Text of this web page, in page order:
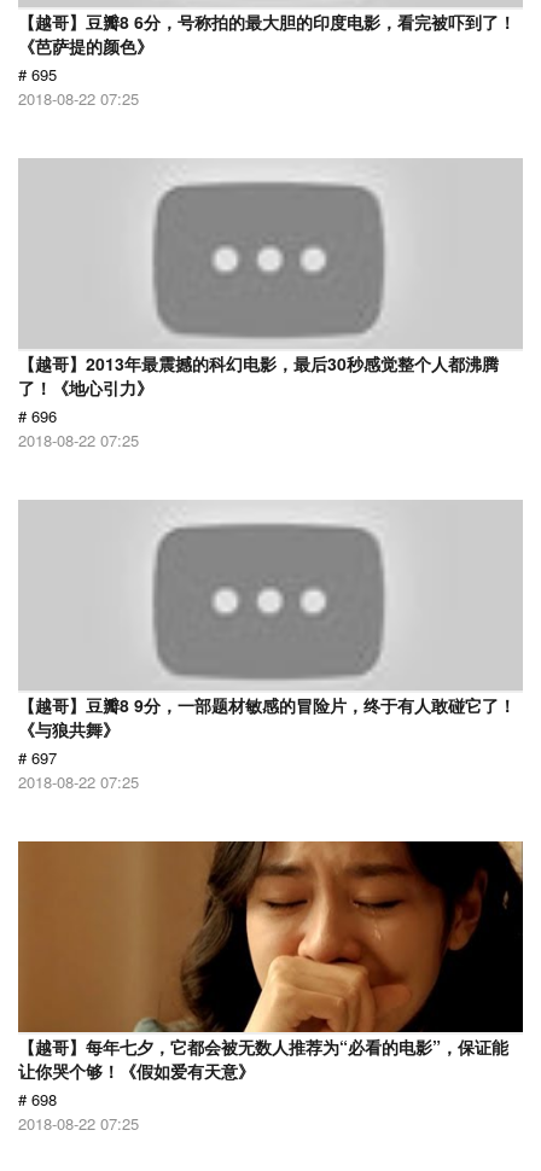
【越哥】豆瓣8 6分，号称拍的最大胆的印度电影，看完被吓到了！
《芭萨提的颜色》
# 695
2018-08-22 07:25
【越哥】2013年最震撼的科幻电影，最后30秒感觉整个人都沸腾
了！《地心引力》
# 696
2018-08-22 07:25
【越哥】豆瓣8 9分，一部题材敏感的冒险片，终于有人敢碰它了！
《与狼共舞》
# 697
2018-08-22 07:25
【越哥】每年七夕，它都会被无数人推荐为“必看的电影”，保证能
让你哭个够！《假如爱有天意》
# 698
2018-08-22 07:25